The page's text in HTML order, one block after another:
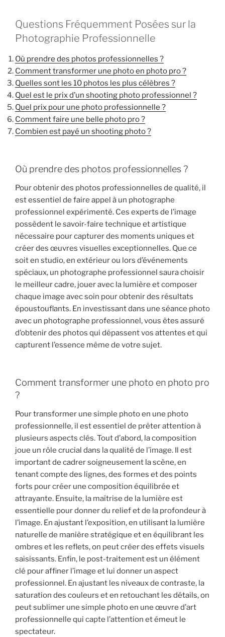
Questions Fréquemment Posées sur la
Photographie Professionnelle
Où prendre des photos professionnelles ?
Comment transformer une photo en photo pro ?
Quelles sont les 10 photos les plus célèbres ?
Quel est le prix d’un shooting photo professionnel ?
Quel prix pour une photo professionnelle ?
Comment faire une belle photo pro ?
Combien est payé un shooting photo ?
Où prendre des photos professionnelles ?
Pour obtenir des photos professionnelles de qualité, il
est essentiel de faire appel à un photographe
professionnel expérimenté. Ces experts de l’image
possèdent le savoir-faire technique et artistique
nécessaire pour capturer des moments uniques et
créer des œuvres visuelles exceptionnelles. Que ce
soit en studio, en extérieur ou lors d’événements
spéciaux, un photographe professionnel saura choisir
le meilleur cadre, jouer avec la lumière et composer
chaque image avec soin pour obtenir des résultats
époustouflants. En investissant dans une séance photo
avec un photographe professionnel, vous êtes assuré
d’obtenir des photos qui dépassent vos attentes et qui
capturent l’essence même de votre sujet.
Comment transformer une photo en photo pro
?
Pour transformer une simple photo en une photo
professionnelle, il est essentiel de prêter attention à
plusieurs aspects clés. Tout d’abord, la composition
joue un rôle crucial dans la qualité de l’image. Il est
important de cadrer soigneusement la scène, en
tenant compte des lignes, des formes et des points
forts pour créer une composition équilibrée et
attrayante. Ensuite, la maîtrise de la lumière est
essentielle pour donner du relief et de la profondeur à
l’image. En ajustant l’exposition, en utilisant la lumière
naturelle de manière stratégique et en équilibrant les
ombres et les reflets, on peut créer des effets visuels
saisissants. Enfin, le post-traitement est un élément
clé pour affiner l’image et lui donner un aspect
professionnel. En ajustant les niveaux de contraste, la
saturation des couleurs et en retouchant les détails, on
peut sublimer une simple photo en une œuvre d’art
professionnelle qui capte l’attention et émeut le
spectateur.